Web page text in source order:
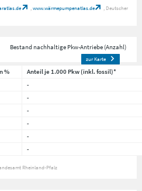
www.wärmepumpenatlas.de
Deutscher
Bestand nachhaltige Pkw-Antriebe (Anzahl)
zur Karte
%
Anteil je 1.000 Pkw (inkl. fossil)*
-
-
-
-
-
-
Rheinland-Pfalz